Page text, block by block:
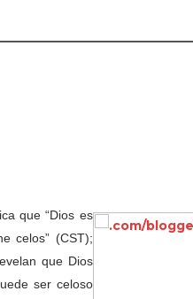
que “Dios es
celos” (CST);
que Dios
ser celoso